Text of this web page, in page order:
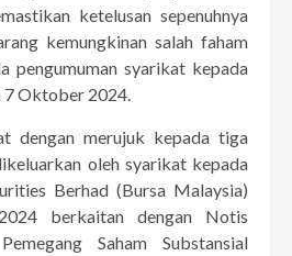
ketelusan sepenuhnya
kemungkinan salah faham
pengumuman syarikat kepada
7 Oktober 2024.
dengan merujuk kepada tiga
oleh syarikat kepada
Berhad (Bursa Malaysia)
berkaitan dengan Notis
Saham Substansial